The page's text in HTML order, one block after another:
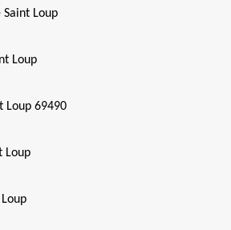
Loup
Loup
Loup 69490
Loup